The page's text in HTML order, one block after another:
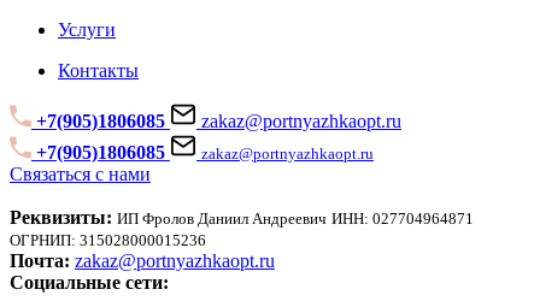
Услуги
Контакты
+7(905)1806085
zakaz@portnyazhkaopt.ru
+7(905)1806085
zakaz@portnyazhkaopt.ru
Связаться с нами
Реквизиты: ИП Фролов Даниил Андреевич ИНН: 027704964871
ОГРНИП: 315028000015236
Почта: zakaz@portnyazhkaopt.ru
Социальные сети: